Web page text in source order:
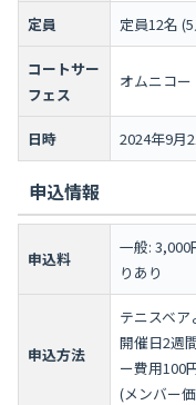
定員 定員12名
コートサー
フェス
オムニコー
日時 2024年9月
申込情報
申込料
一般:
りあり
申込方法
テニスベア
開催日2週
ー費用100
(メンバー